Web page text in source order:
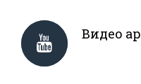
Видео